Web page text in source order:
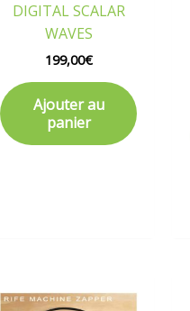
DIGITAL SCALAR
WAVES
199,00€
Ajouter au
panier